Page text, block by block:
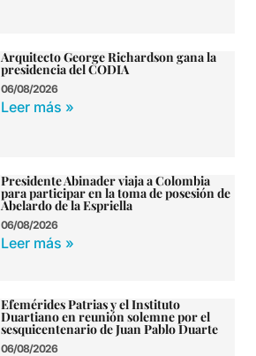
Arquitecto George Richardson gana la
presidencia del CODIA
06/08/2026
Leer más »
Presidente Abinader viaja a Colombia
para participar en la toma de posesión de
Abelardo de la Espriella
06/08/2026
Leer más »
Efemérides Patrias y el Instituto
Duartiano en reunión solemne por el
sesquicentenario de Juan Pablo Duarte
06/08/2026